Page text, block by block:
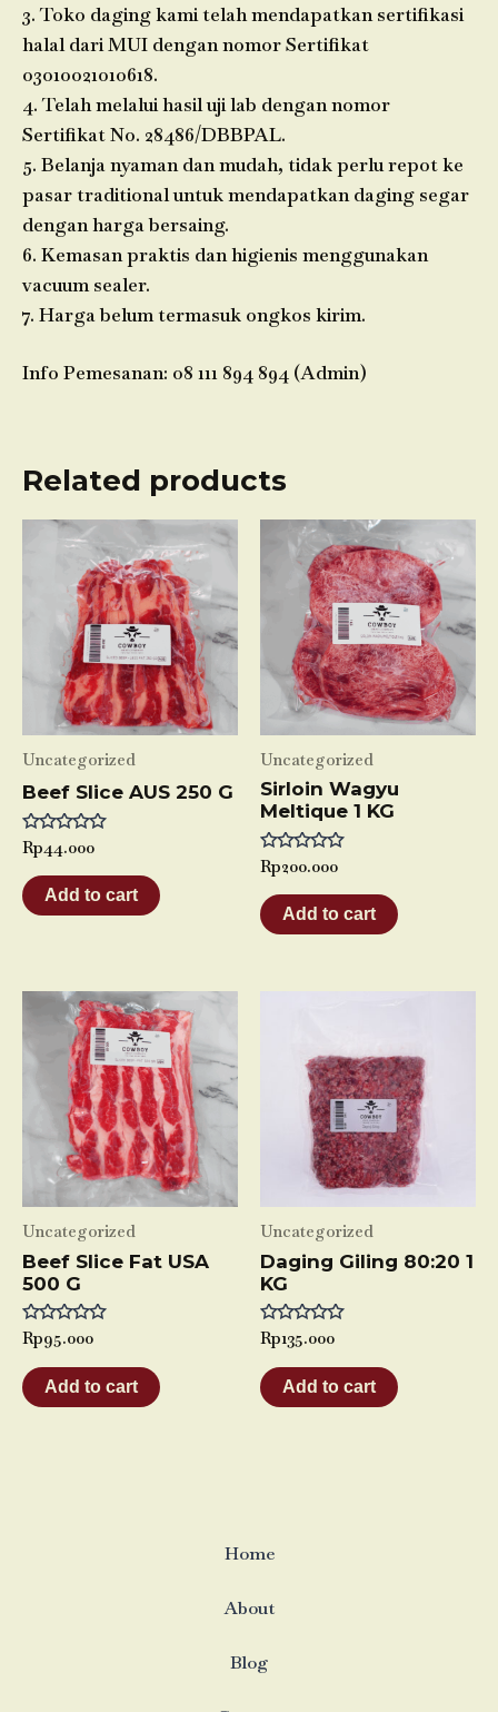
3. Toko daging kami telah mendapatkan sertifikasi
halal dari MUI dengan nomor Sertifikat
03010021010618.
4. Telah melalui hasil uji lab dengan nomor
Sertifikat No. 28486/DBBPAL.
5. Belanja nyaman dan mudah, tidak perlu repot ke
pasar traditional untuk mendapatkan daging segar
dengan harga bersaing.
6. Kemasan praktis dan higienis menggunakan
vacuum sealer.
7. Harga belum termasuk ongkos kirim.
Info Pemesanan: 08 111 894 894 (Admin)
Related products
Uncategorized
Beef Slice AUS 250 G
Rated
out
of
5
Rp44.000
Add to cart
Uncategorized
Sirloin Wagyu
Meltique 1 KG
Rated
out
of
5
Rp200.000
Add to cart
Uncategorized
Beef Slice Fat USA
500 G
Rated
out
of
5
Rp95.000
Add to cart
Uncategorized
Daging Giling 80:20 1
KG
Rated
out
of
5
Rp135.000
Add to cart
Home
About
Blog